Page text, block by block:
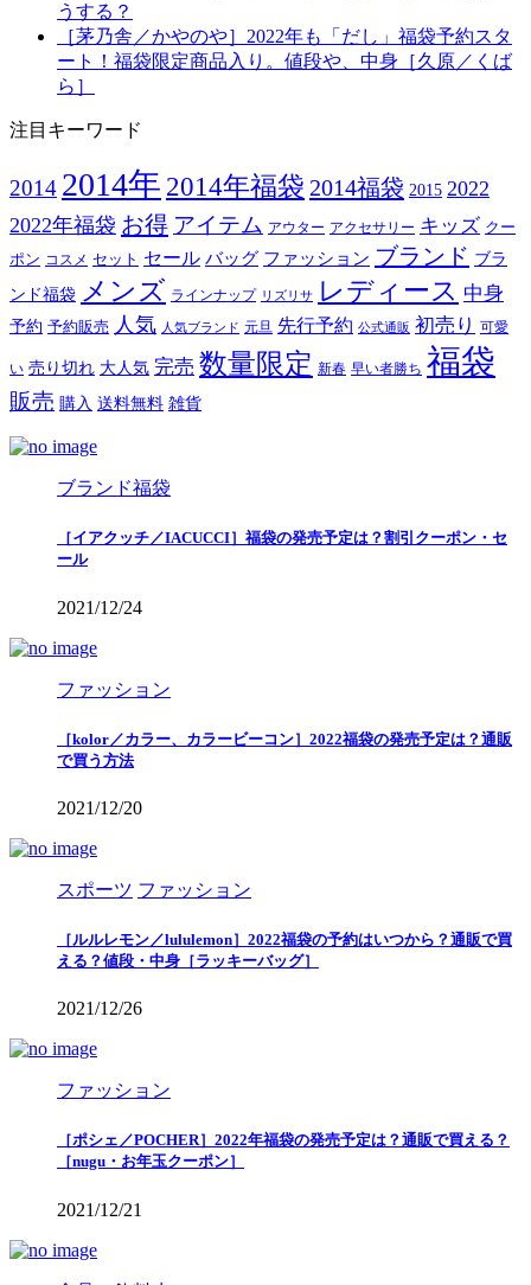
うする？
［茅乃舎／かやのや］2022年も「だし」福袋予約スタ
ート！福袋限定商品入り。値段や、中身［久原／くば
ら］
注目キーワード
2014 2014年 2014年福袋 2014福袋 2015 2022
2022年福袋 お得 アイテム アウター アクセサリー キッズ クー
ポン コスメ セット セール バッグ ファッション ブランド ブラ
ンド福袋 メンズ ラインナップ リズリサ レディース 中身
予約 予約販売 人気 人気ブランド 元旦 先行予約 公式通販 初売り 可愛
い 売り切れ 大人気 完売 数量限定 新春 早い者勝ち 福袋
販売 購入 送料無料 雑貨
ブランド福袋
［イアクッチ／IACUCCI］福袋の発売予定は？割引クーポン・セ
ール
2021/12/24
ファッション
［kolor／カラー、カラービーコン］2022福袋の発売予定は？通販
で買う方法
2021/12/20
スポーツ ファッション
［ルルレモン／lululemon］2022福袋の予約はいつから？通販で買
える？値段・中身［ラッキーバッグ］
2021/12/26
ファッション
［ポシェ／POCHER］2022年福袋の発売予定は？通販で買える？
［nugu・お年玉クーポン］
2021/12/21